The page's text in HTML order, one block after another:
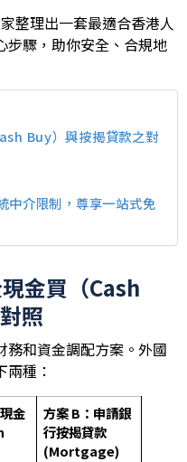
整理出一套最適合香港人
步驟，助你安全、合規地
Buy）與按揭貸款之對
中介限制，尊享一站式免
金買（Cash
照
務和資金調配方案。外國
種：
金
方案 B：申請銀
行按揭貸款
(Mortgage)